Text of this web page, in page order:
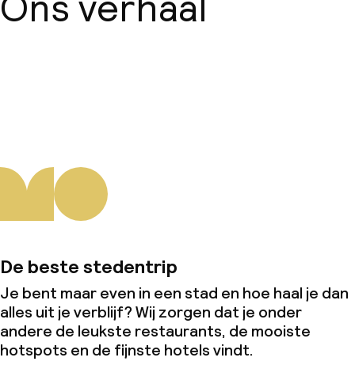
De beste stedentrip
Je bent maar even in een stad en hoe haal je dan
alles uit je verblijf? Wij zorgen dat je onder
andere de leukste restaurants, de mooiste
hotspots en de fijnste hotels vindt.